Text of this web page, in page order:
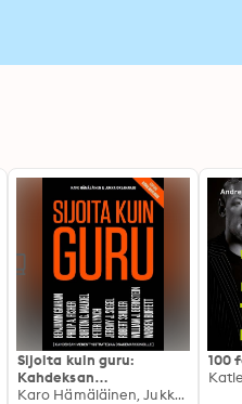
Sijoita kuin guru:
Kahdeksan
menestysstrategiaa
Karo Hämäläinen, Jukka Oksaharju
100